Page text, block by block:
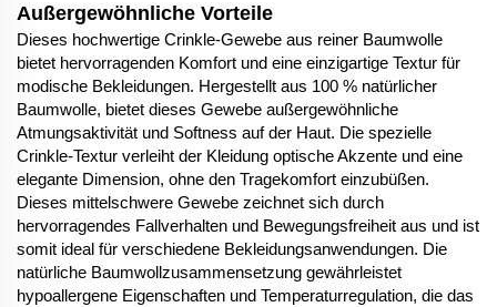
Außergewöhnliche Vorteile
Dieses hochwertige Crinkle-Gewebe aus reiner Baumwolle
bietet hervorragenden Komfort und eine einzigartige Textur für
modische Bekleidungen. Hergestellt aus 100 % natürlicher
Baumwolle, bietet dieses Gewebe außergewöhnliche
Atmungsaktivität und Softness auf der Haut. Die spezielle
Crinkle-Textur verleiht der Kleidung optische Akzente und eine
elegante Dimension, ohne den Tragekomfort einzubüßen.
Dieses mittelschwere Gewebe zeichnet sich durch
hervorragendes Fallverhalten und Bewegungsfreiheit aus und ist
somit ideal für verschiedene Bekleidungsanwendungen. Die
natürliche Baumwollzusammensetzung gewährleistet
hypoallergene Eigenschaften und Temperaturregulation, die das